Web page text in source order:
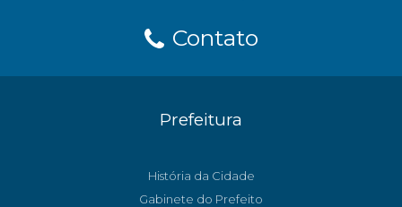
Contato
Prefeitura
História da Cidade
Gabinete do Prefeito